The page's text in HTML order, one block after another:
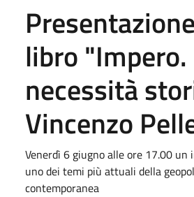
libro "Impero.
necessità
Vincenzo
Venerdì 6 giugno alle ore 17.00 un
uno dei temi più attuali della
contemporanea